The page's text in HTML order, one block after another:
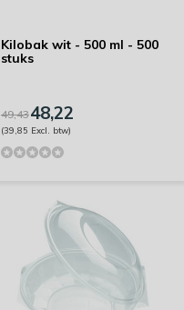
Kilobak wit - 500 ml - 500
stuks
49,4348,22
(39,85 Excl. btw)